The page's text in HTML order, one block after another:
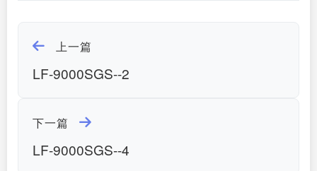
上一篇
LF-9000SGS--2
下一篇
LF-9000SGS--4